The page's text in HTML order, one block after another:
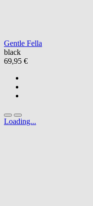
Gentle Fella
black
69,95 €
Loading...